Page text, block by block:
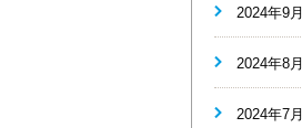
2024年9月
2024年8月
2024年7月